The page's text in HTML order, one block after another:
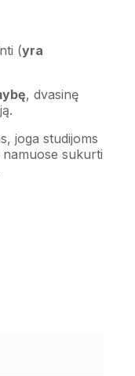
(yra
, dvasinę
joga studijoms
sukurti